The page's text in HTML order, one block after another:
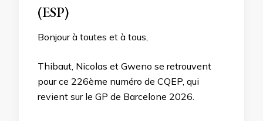
(ESP)
Bonjour à toutes et à tous,
Thibaut, Nicolas et Gweno se retrouvent
pour ce 226ème numéro de CQEP, qui
revient sur le GP de Barcelone 2026.